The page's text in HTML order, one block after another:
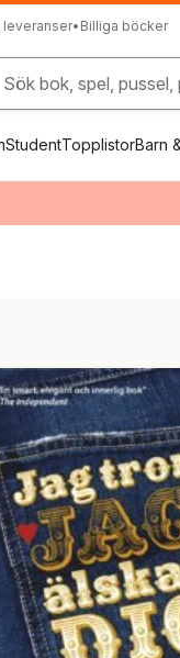
leveranser• Billiga böcker
Sök bok, spel, pussel,
StudentTopplistorBarn